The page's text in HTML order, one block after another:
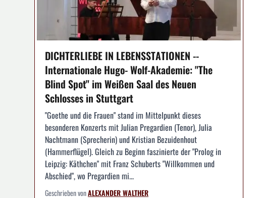
DICHTERLIEBE IN LEBENSSTATIONEN --
Internationale Hugo- Wolf-Akademie: "The
Blind Spot" im Weißen Saal des Neuen
Schlosses in Stuttgart
"Goethe und die Frauen" stand im Mittelpunkt dieses
besonderen Konzerts mit Julian Pregardien (Tenor), Julia
Nachtmann (Sprecherin) und Kristian Bezuidenhout
(Hammerflügel). Gleich zu Beginn faszinierte der "Prolog in
Leipzig: Käthchen" mit Franz Schuberts "Willkommen und
Abschied", wo Pregardien mi...
Geschrieben vonALEXANDER WALTHER